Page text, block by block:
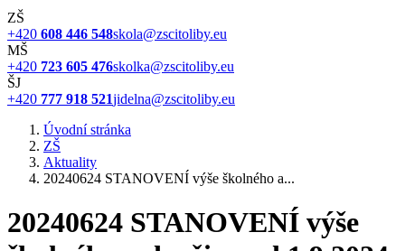
ZŠ
+420 608 446 548skola@zscitoliby.eu
MŠ
+420 723 605 476skolka@zscitoliby.eu
ŠJ
+420 777 918 521jidelna@zscitoliby.eu
Úvodní stránka
ZŠ
Aktuality
20240624 STANOVENÍ výše školného a...
20240624 STANOVENÍ výše